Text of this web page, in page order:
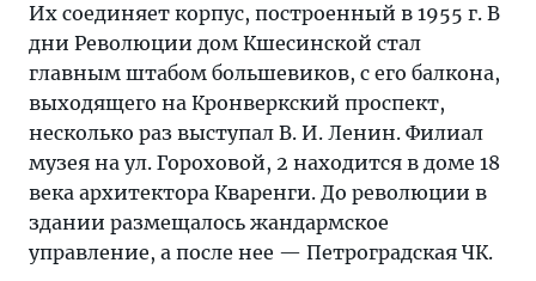
Их соединяет корпус, построенный в 1955 г. В
дни Революции дом Кшесинской стал
главным штабом большевиков, с его балкона,
выходящего на Кронверкский проспект,
несколько раз выступал В. И. Ленин. Филиал
музея на ул. Гороховой, 2 находится в доме 18
века архитектора Кваренги. До революции в
здании размещалось жандармское
управление, а после нее — Петроградская ЧК.